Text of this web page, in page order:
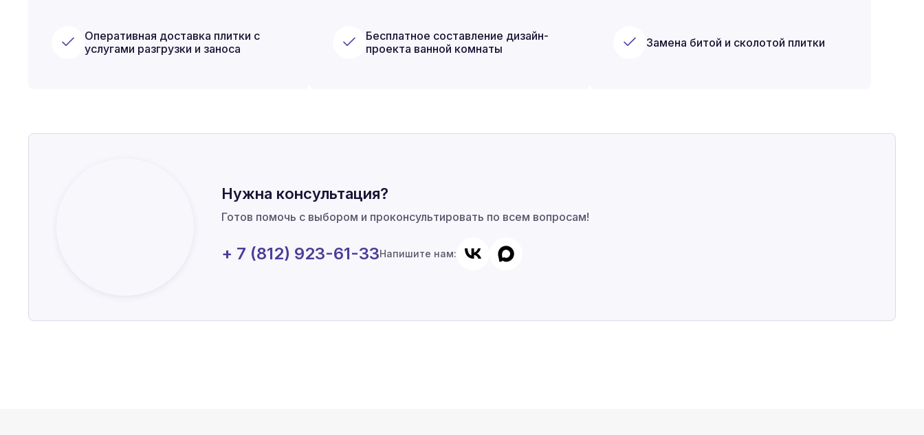
Оперативная доставка плитки с
услугами разгрузки и заноса
Бесплатное составление дизайн-
проекта ванной комнаты
Замена битой и сколотой плитки
Нужна консультация?
Готов помочь с выбором и проконсультировать по всем вопросам!
+ 7 (812) 923-61-33Напишите нам: